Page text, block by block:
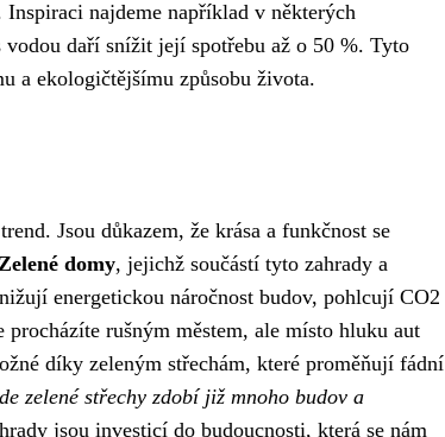
najdeme například v některých
vodou daří snížit její spotřebu až o 50 %. Tyto
a ekologičtějšímu způsobu života.
Jsou důkazem, že krása a funkčnost se
domy, jejichž součástí tyto zahrady a
energetickou náročnost budov, pohlcují CO2
rušným městem, ale místo hluku aut
díky zeleným střechám, které proměňují fádní
zelené střechy zdobí již mnoho budov a
jsou investicí do budoucnosti, která se nám